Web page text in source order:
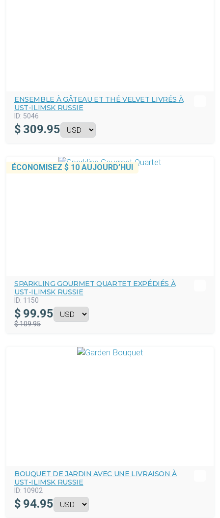
ENSEMBLE À GÂTEAU ET THÉ VELVET LIVRÉS À
UST-ILIMSK RUSSIE
ID: 5046
$ 309.95
ÉCONOMISEZ $ 10 AUJOURD’HUI
SPARKLING GOURMET QUARTET EXPÉDIÉS À
UST-ILIMSK RUSSIE
ID: 1150
$ 99.95
$ 109.95
BOUQUET DE JARDIN AVEC UNE LIVRAISON À
UST-ILIMSK RUSSIE
ID: 10902
$ 94.95